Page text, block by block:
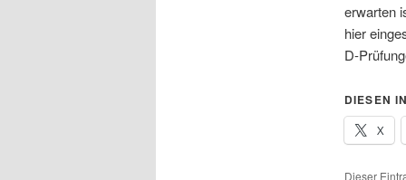
erwarten
hier
D-
DIESEN
X
Dieser